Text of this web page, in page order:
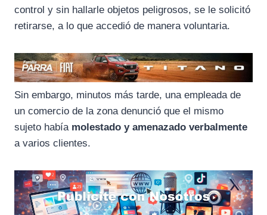
control y sin hallarle objetos peligrosos, se le solicitó
retirarse, a lo que accedió de manera voluntaria.
Sin embargo, minutos más tarde, una empleada de
un comercio de la zona denunció que el mismo
sujeto había molestado y amenazado verbalmente
a varios clientes.